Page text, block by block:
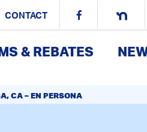
CONTACT
& REBATES
CA – EN PERSONA